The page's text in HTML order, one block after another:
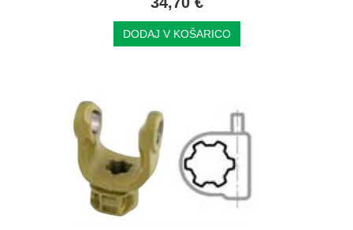
DODAJ V KOŠARICO